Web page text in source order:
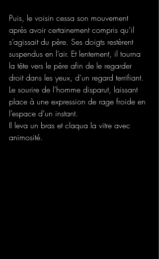
Puis, le voisin cessa son mouvement
après avoir certainement compris qu’il
s’agissait du père. Ses doigts restèrent
suspendus en l’air. Et lentement, il tourna
la tête vers le père afin de le regarder
droit dans les yeux, d’un regard terrifiant.
Le sourire de l’homme disparut, laissant
place à une expression de rage froide en
l’espace d’un instant.
Il leva un bras et claqua la vitre avec
animosité.